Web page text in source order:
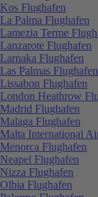
Kos Flughafen
La Palma Flughafen
Lamezia Terme
Lanzarote Flughafen
Larnaka Flughafen
Las Palmas Flughafen
Lissabon Flughafen
London Heathrow
Madrid Flughafen
Malaga Flughafen
Malta International
Menorca Flughafen
Neapel Flughafen
Nizza Flughafen
Olbia Flughafen